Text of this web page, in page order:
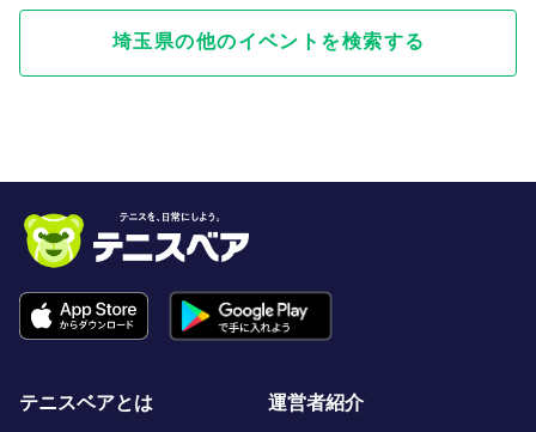
埼玉県の他のイベントを検索する
テニスベアとは 運営者紹介